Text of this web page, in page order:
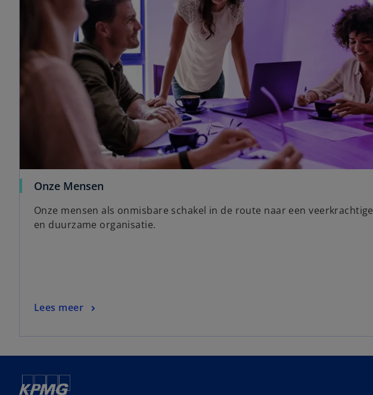
Onze Mensen
Onze mensen als onmisbare schakel in de route naar een veerkrachtige
en duurzame organisatie.
Lees meer